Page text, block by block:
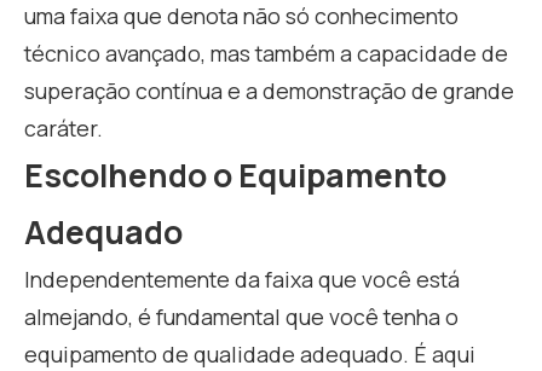
uma faixa que denota não só conhecimento
técnico avançado, mas também a capacidade de
superação contínua e a demonstração de grande
caráter.
Escolhendo o Equipamento
Adequado
Independentemente da faixa que você está
almejando, é fundamental que você tenha o
equipamento de qualidade adequado. É aqui